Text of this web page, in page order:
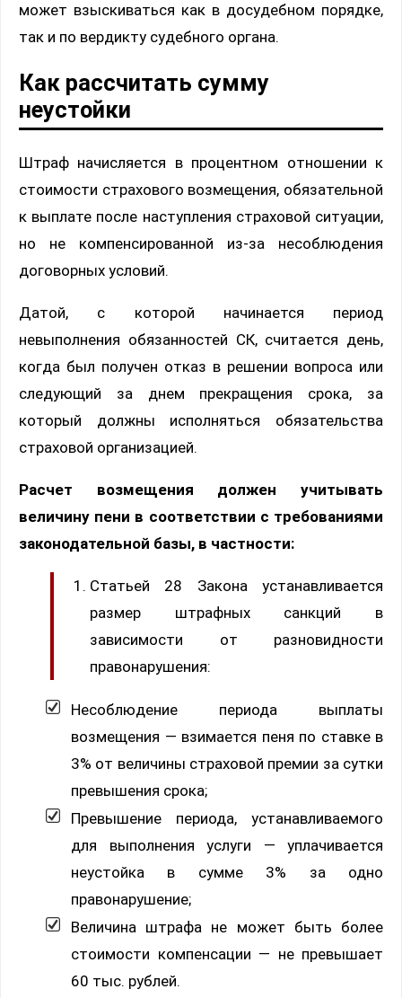
может взыскиваться как в досудебном порядке,
так и по вердикту судебного органа.
Как рассчитать сумму
неустойки
Штраф начисляется в процентном отношении к
стоимости страхового возмещения, обязательной
к выплате после наступления страховой ситуации,
но не компенсированной из-за несоблюдения
договорных условий.
Датой, с которой начинается период
невыполнения обязанностей СК, считается день,
когда был получен отказ в решении вопроса или
следующий за днем прекращения срока, за
который должны исполняться обязательства
страховой организацией.
Расчет возмещения должен учитывать
величину пени в соответствии с требованиями
законодательной базы, в частности:
Статьей 28 Закона устанавливается
размер штрафных санкций в
зависимости от разновидности
правонарушения:
Несоблюдение периода выплаты
возмещения — взимается пеня по ставке в
3% от величины страховой премии за сутки
превышения срока;
Превышение периода, устанавливаемого
для выполнения услуги — уплачивается
неустойка в сумме 3% за одно
правонарушение;
Величина штрафа не может быть более
стоимости компенсации — не превышает
60 тыс. рублей.